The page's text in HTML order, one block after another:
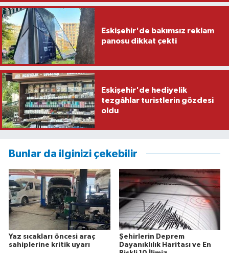
Eskişehir'de bakımsız reklam
panosu dikkat çekti
Eskişehir'de hediyelik
tezgâhlar turistlerin gözdesi
oldu
Bunlar da ilginizi çekebilir
Yaz sıcakları öncesi araç
sahiplerine kritik uyarı
Şehirlerin Deprem
Dayanıklılık Haritası ve En